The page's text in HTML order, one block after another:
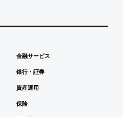
金融サービス
銀行・証券
資産運用
保険